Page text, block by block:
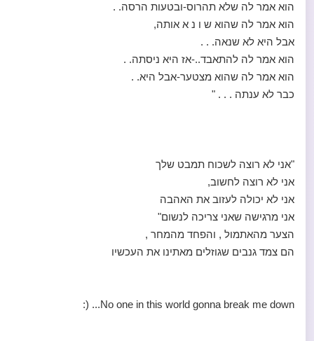
הוא אמר לה שלא תהרוס-ובטעות הרסה. .
הוא אמר לה שהוא ש ו נ א אותה,
אבל היא לא שנאה. . .
הוא אמר לה להתאבד..-אז היא ניסתה. .
הוא אמר לה שהוא מצטער-אבל היא. .
כבר לא ענתה . . . "
"אני לא רוצה לשכוח תמבט שלך
אני לא רוצה לחשוב,
אני לא יכולה לעזוב את האהבה
אני מרגישה שאני צריכה לנשום"
הצער מהאתמול , והפחד מהמחר ,
הם צמד גנבים שגוזלים מאתינו את העכשיו
No one in this world gonna break me down... (: